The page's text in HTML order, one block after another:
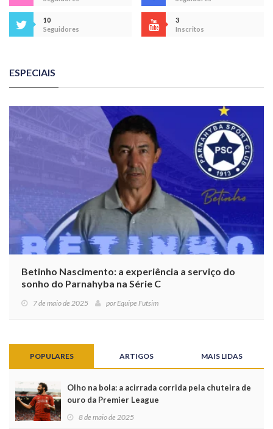
10
Seguidores
3
Inscritos
ESPECIAIS
Betinho Nascimento: a experiência a serviço do
sonho do Parnahyba na Série C
7 de maio de 2025 por Equipe Futsim
POPULARES ARTIGOS MAIS LIDAS
Olho na bola: a acirrada corrida pela chuteira de
ouro da Premier League
8 de maio de 2025